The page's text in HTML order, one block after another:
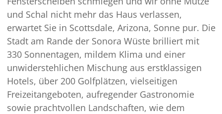
und Schal nicht mehr das Haus verlassen,
erwartet Sie in Scottsdale, Arizona, Sonne pur. Die
Stadt am Rande der Sonora Wüste brilliert mit
330 Sonnentagen, mildem Klima und einer
unwiderstehlichen Mischung aus erstklassigen
Hotels, über 200 Golfplätzen, vielseitigen
Freizeitangeboten, aufregender Gastronomie
sowie prachtvollen Landschaften, wie dem